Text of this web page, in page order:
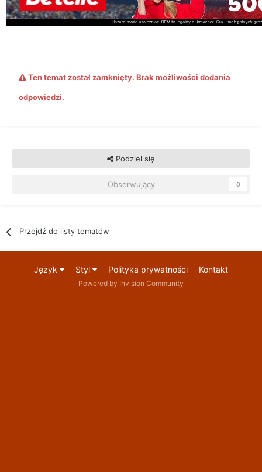
Ten temat został zamknięty. Brak możliwości dodania
odpowiedzi.
Podziel się
Obserwujący 0
Przejdź do listy tematów
Język Styl Polityka prywatności Kontakt
Powered by Invision Community